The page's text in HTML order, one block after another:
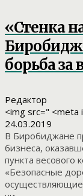
«Стенка
борьба за
Редактор
<img src="
24.03.2019
В Биробиджане
бизнеса,
пункта
«Безопасные
осуществляющие